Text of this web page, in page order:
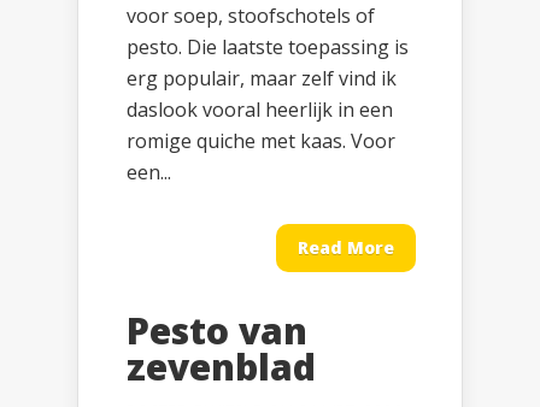
voor soep, stoofschotels of
pesto. Die laatste toepassing is
erg populair, maar zelf vind ik
daslook vooral heerlijk in een
romige quiche met kaas. Voor
een...
Read More
Pesto van
zevenblad